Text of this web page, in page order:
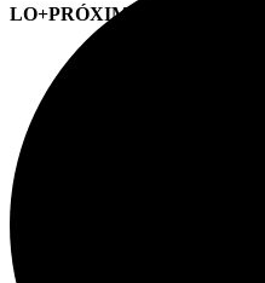
LO+PRÓXIMO (CITAS)